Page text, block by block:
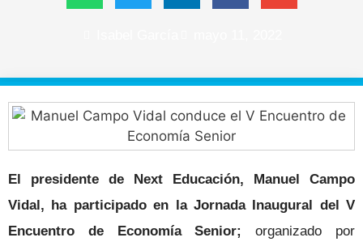
El presidente de Next Educación, Manuel Campo
Vidal, ha participado en la Jornada Inaugural del V
Encuentro de Economía Senior;
organizado por